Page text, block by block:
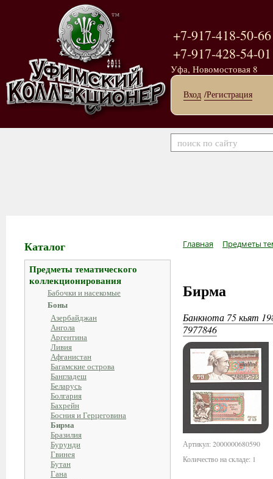
+7-917-418-50-66
+7-917-428-54-01
Уфа, Новомостовая 8
Вход /Регистрация
Каталог
Предметы тематического
коллекционирования
Бабочки и насекомые
Боны
Азербайджан
Ангола
Аргентина
Ливия
Афганистан
Багамские острова
Бангладеш
Беларусь
Болгария
Бахрейн
Босния и Герцеговина
Бирма
Бразилия
Бурунди
Гвинея
Бутан
Гана
Главная Предметы
Бирма
Банкнота 75 кьят
7977846
Артикул: 2000000680590
Количество на складе: 1